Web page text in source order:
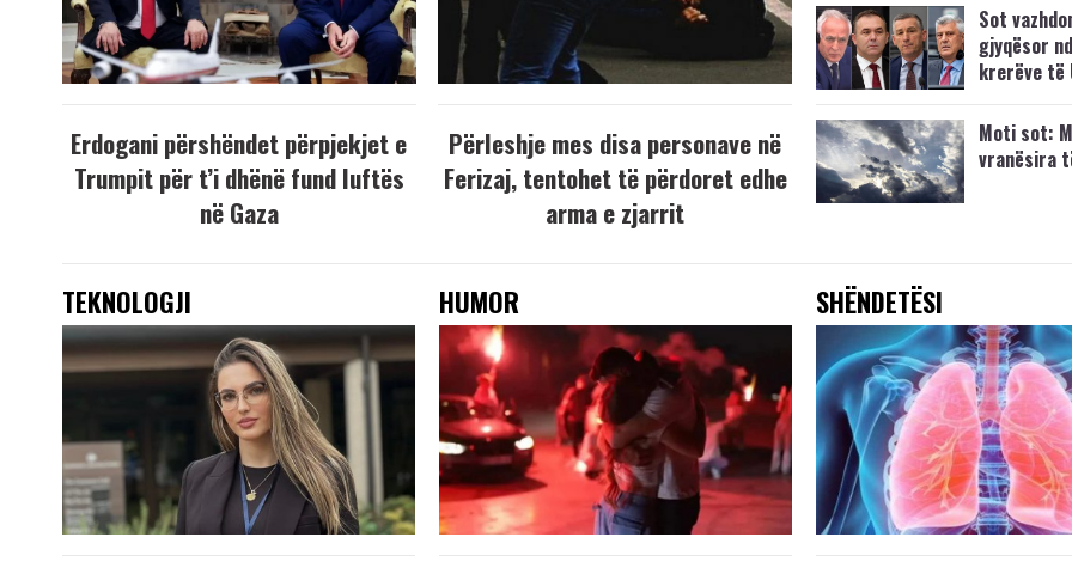
Erdogani përshëndet përpjekjet e
Trumpit për t’i dhënë fund luftës
në Gaza
Përleshje mes disa personave në
Ferizaj, tentohet të përdoret edhe
arma e zjarrit
Sot
gjyqësor
krerëve të
Moti sot:
vranësira
TEKNOLOGJI HUMOR SHËNDETËSI